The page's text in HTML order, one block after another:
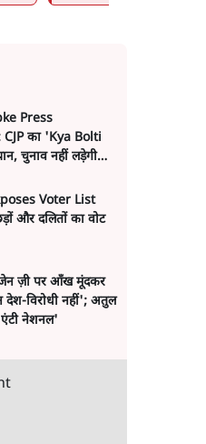
Press
का 'Kya Bolti
चुनाव नहीं लड़ेगी
Voter List
और दलितों का वोट
ज़ी पर आँख मूंदकर
देश-विरोधी नहीं'; अतुल
नेशनल'